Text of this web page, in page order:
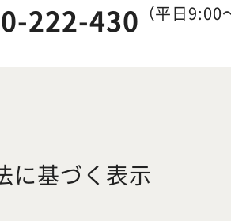
222-430 （平日
に基づく表示